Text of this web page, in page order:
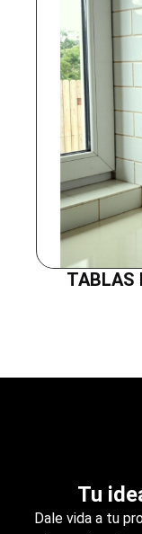
TABLAS
Tu
Dale vida a tu